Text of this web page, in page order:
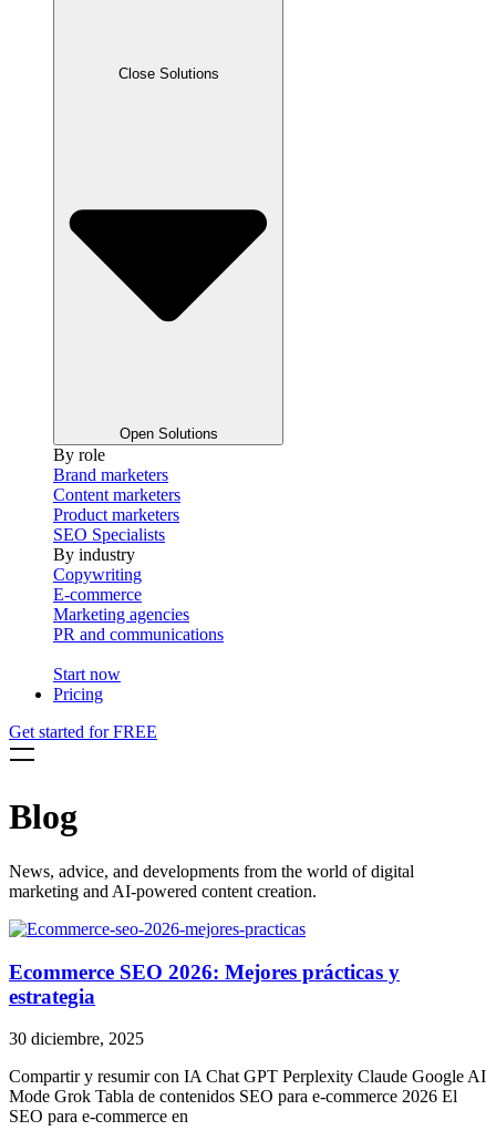
Close Solutions
Open Solutions
By role
Brand marketers
Content marketers
Product marketers
SEO Specialists
By industry
Copywriting
E-commerce
Marketing agencies
PR and communications
Start now
Pricing
Get started for FREE
Blog
News, advice, and developments from the world of digital
marketing and AI-powered content creation.
Ecommerce SEO 2026: Mejores prácticas y
estrategia
30 diciembre, 2025
Compartir y resumir con IA Chat GPT Perplexity Claude Google AI
Mode Grok Tabla de contenidos SEO para e-commerce 2026 El
SEO para e-commerce en